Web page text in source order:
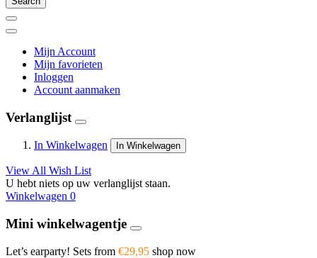
Mijn Account
Mijn favorieten
Inloggen
Account aanmaken
Verlanglijst
In Winkelwagen In Winkelwagen
View All Wish List
U hebt niets op uw verlanglijst staan.
Winkelwagen 0
Mini winkelwagentje
Let’s earparty! Sets from €29,95 shop now